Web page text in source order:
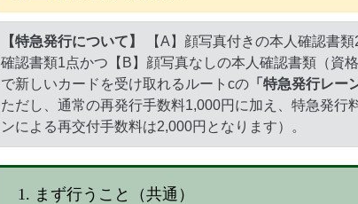
【特急発行について】
【A】顔写真付きの本人確認書
確認書類1点かつ【B】顔写真なしの本人確認書類（資
で新しいカードを受け取れるルートcの 「特急発行レー
ただし、通常の再発行手数料1,000円に加え、特急発行
ンによる再交付手数料は2,000円となります）。
1. まず行うこと（共通）